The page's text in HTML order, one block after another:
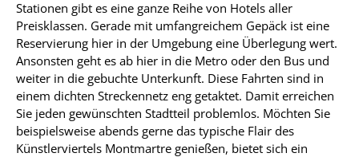
Stationen gibt es eine ganze Reihe von Hotels aller
Preisklassen. Gerade mit umfangreichem Gepäck ist eine
Reservierung hier in der Umgebung eine Überlegung wert.
Ansonsten geht es ab hier in die Metro oder den Bus und
weiter in die gebuchte Unterkunft. Diese Fahrten sind in
einem dichten Streckennetz eng getaktet. Damit erreichen
Sie jeden gewünschten Stadtteil problemlos. Möchten Sie
beispielsweise abends gerne das typische Flair des
Künstlerviertels Montmartre genießen, bietet sich ein